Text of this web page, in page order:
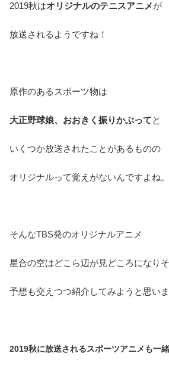
2019秋はオリジナルのテニスアニメが
放送されるようですね！
原作のあるスポーツ物は
大正野球娘、おおきく振りかぶってと
いくつか放送されたことがあるものの
オリジナルって覚えがないんですよね。
そんなTBS発のオリジナルアニメ
星合の空はどこら辺が見どころになり
予想も交えつつ紹介してみようと思いま
2019秋に放送されるスポーツアニメも一